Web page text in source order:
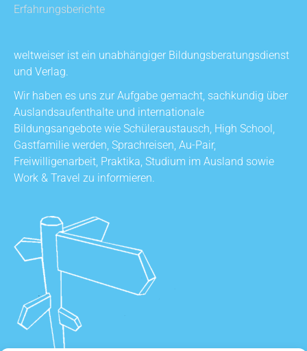
Erfahrungsberichte
weltweiser ist ein unabhängiger Bildungsberatungsdienst
und Verlag.
Wir haben es uns zur Aufgabe gemacht, sachkundig über
Auslandsaufenthalte und internationale
Bildungsangebote wie Schüleraustausch, High School,
Gastfamilie werden, Sprachreisen, Au-Pair,
Freiwilligenarbeit, Praktika, Studium im Ausland sowie
Work & Travel zu informieren.